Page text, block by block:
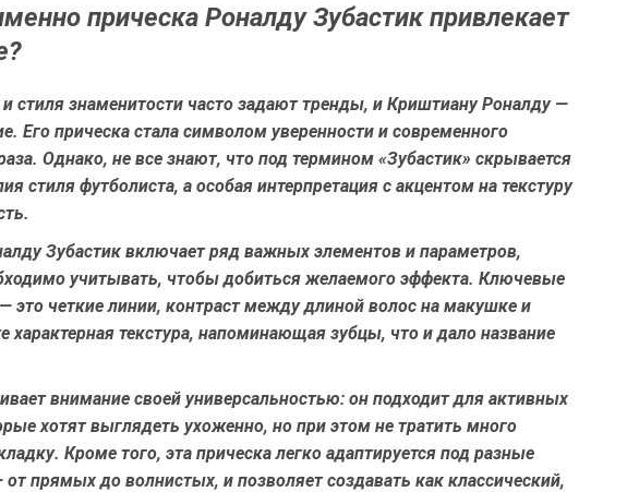
прическа Роналду Зубастик привлекает
стиля знаменитости часто задают тренды, и Криштиану Роналду —
Его прическа стала символом уверенности и современного
Однако, не все знают, что под термином «Зубастик» скрывается
стиля футболиста, а особая интерпретация с акцентом на текстуру
Зубастик включает ряд важных элементов и параметров,
учитывать, чтобы добиться желаемого эффекта. Ключевые
это четкие линии, контраст между длиной волос на макушке и
характерная текстура, напоминающая зубцы, что и дало название
внимание своей универсальностью: он подходит для активных
хотят выглядеть ухоженно, но при этом не тратить много
Кроме того, эта прическа легко адаптируется под разные
прямых до волнистых, и позволяет создавать как классический,